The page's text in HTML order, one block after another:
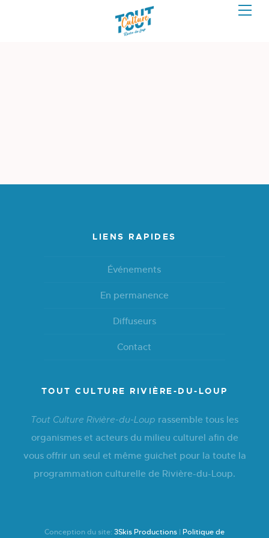
LIENS RAPIDES
Événements
En permanence
Diffuseurs
Contact
TOUT CULTURE RIVIÈRE-DU-LOUP
Tout Culture Rivière-du-Loup rassemble tous les
organismes et acteurs du milieu culturel afin de
vous offrir un seul et même guichet pour la toute la
programmation culturelle de Rivière-du-Loup.
Conception du site: 3Skis Productions | Politique de